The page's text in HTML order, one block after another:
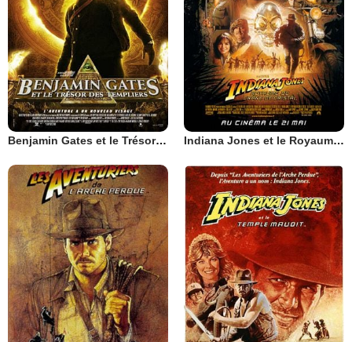
Benjamin Gates et le Trésor des Templiers Indiana Jones et le Royaume du Crâne de Cristal